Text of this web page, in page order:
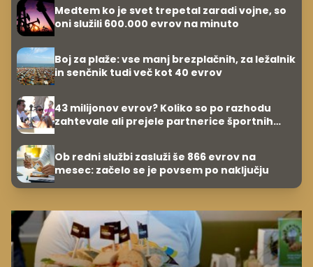
Medtem ko je svet trepetal zaradi vojne, so
oni služili 600.000 evrov na minuto
Boj za plaže: vse manj brezplačnih, za ležalnik
in senčnik tudi več kot 40 evrov
43 milijonov evrov? Koliko so po razhodu
zahtevale ali prejele partnerice športnih
Ob redni službi zasluži še 866 evrov na
mesec: začelo se je povsem po naključju